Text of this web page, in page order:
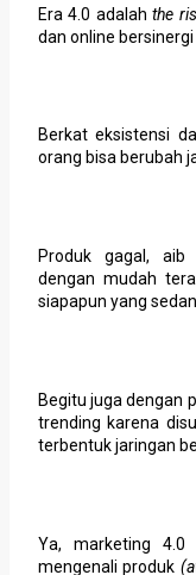
Era 4.0 adalahthe
dan online
Berkat eksistensi
orang bisa berubah
Produk gagal, aib
dengan mudah
siapapun yang
Begitu juga dengan
trending karena
terbentuk jaringan
Ya, marketing 4.0
mengenali produk